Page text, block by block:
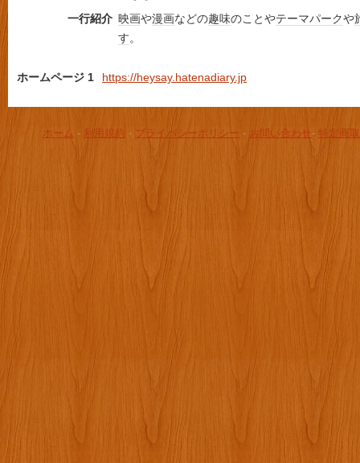
一行紹介 映画や漫画などの趣味のことやテーマパークや
す。
ホームページ 1 https://heysay.hatenadiary.jp
ホーム - 利用規約 - プライバシーポリシー - お問い合わせ- 特定商